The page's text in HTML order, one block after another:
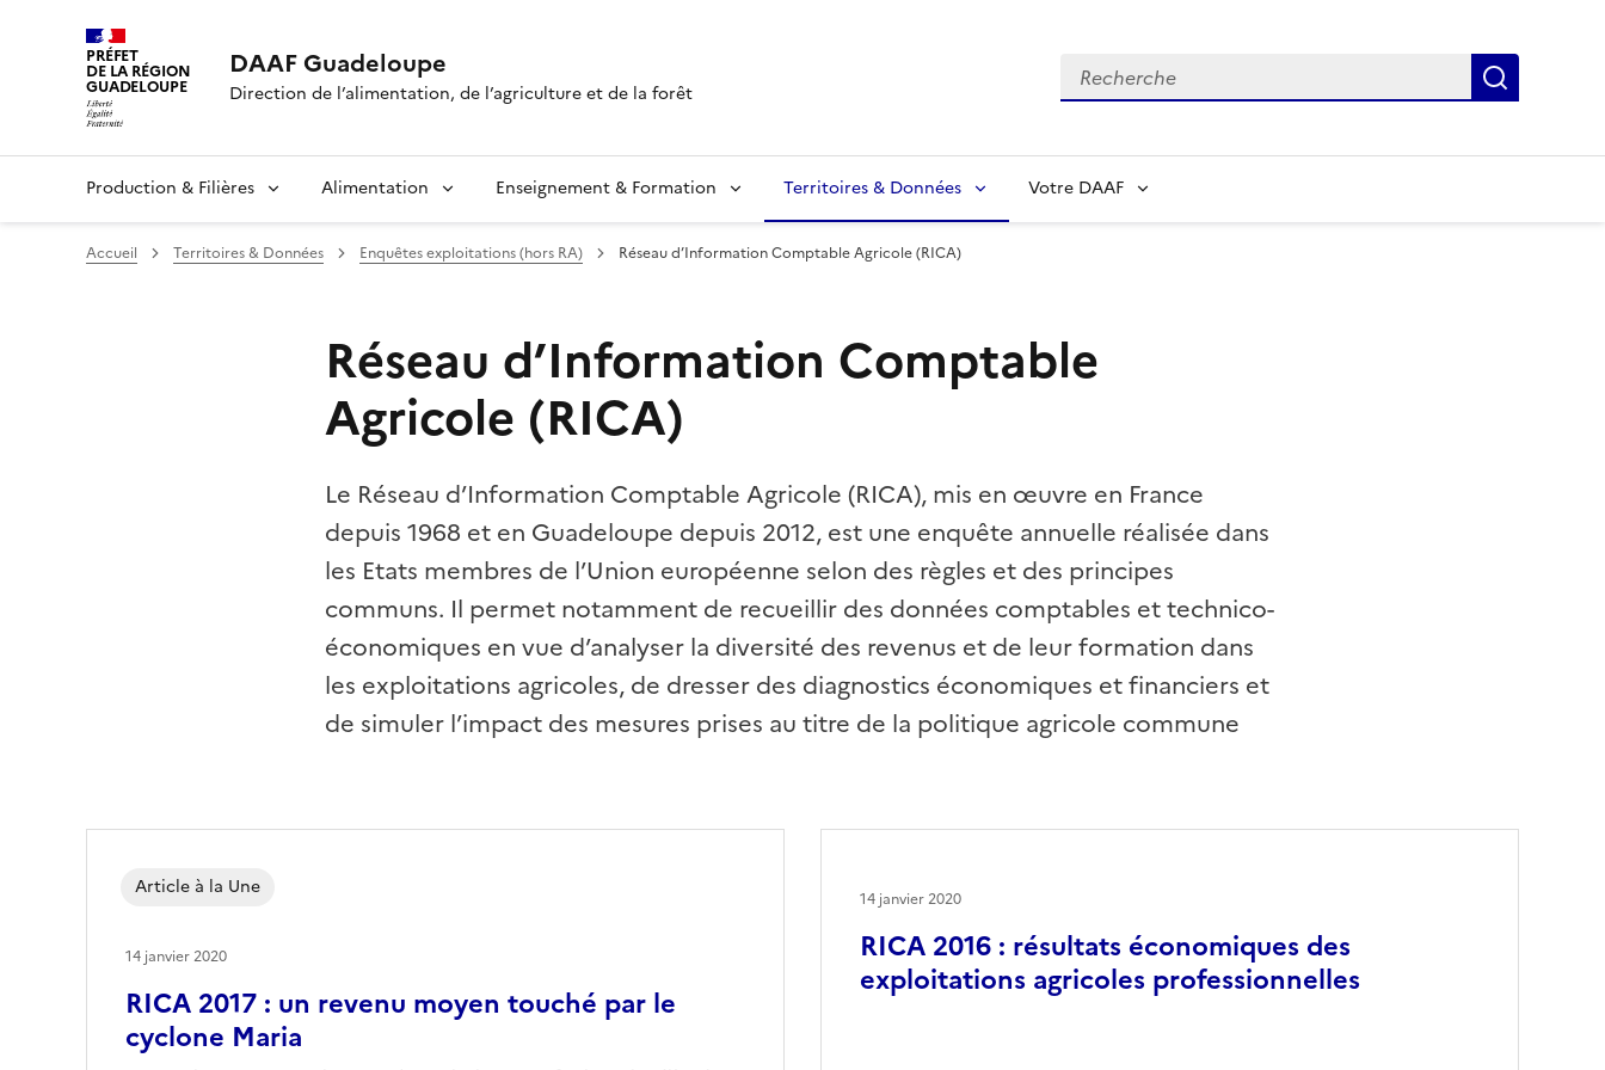
PRÉFET
DE LA RÉGION
GUADELOUPE
DAAF Guadeloupe
Direction de l’alimentation, de l’agriculture et de la forêt
Recherche
Production & Filières Alimentation Enseignement & Formation Territoires & Données Votre DAAF
Accueil Territoires & Données Enquêtes exploitations (hors RA) Réseau d’Information Comptable Agricole (RICA)
Réseau d’Information Comptable
Agricole (RICA)
Le Réseau d’Information Comptable Agricole (RICA), mis en œuvre en France
depuis 1968 et en Guadeloupe depuis 2012, est une enquête annuelle réalisée dans
les Etats membres de l’Union européenne selon des règles et des principes
communs. Il permet notamment de recueillir des données comptables et technico-
économiques en vue d’analyser la diversité des revenus et de leur formation dans
les exploitations agricoles, de dresser des diagnostics économiques et financiers et
de simuler l’impact des mesures prises au titre de la politique agricole commune
RICA 2017 : un revenu moyen touché par le
cyclone Maria
Article à la Une
14 janvier 2020
RICA 2016 : résultats économiques des
exploitations agricoles professionnelles
14 janvier 2020